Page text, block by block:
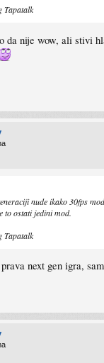
Tapatalk
da nije wow, ali stivi
nude ikako 30fps
to ostati jedini mod.
Tapatalk
next gen igra,